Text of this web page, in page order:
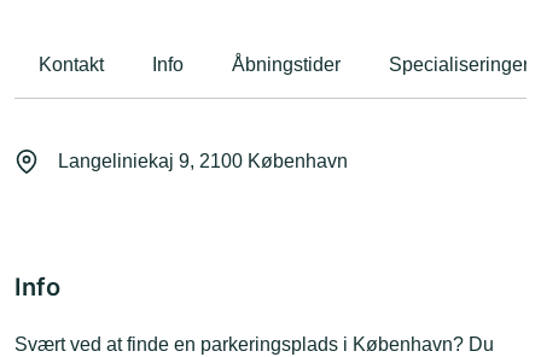
Kontakt Info Åbningstider Specialiseringer
Langeliniekaj 9, 2100 København
Info
Svært ved at finde en parkeringsplads i København? Du